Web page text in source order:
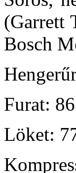
(Garrett
Bosch
Furat:
Löket: